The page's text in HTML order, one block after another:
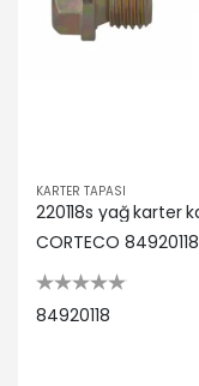
KARTER TAPASI
CORTECO 84920118
84920118